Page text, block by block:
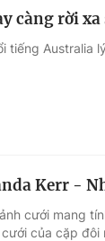
càng rời xa
tiếng Australia
Kerr -
cưới mang
của cặp đôi